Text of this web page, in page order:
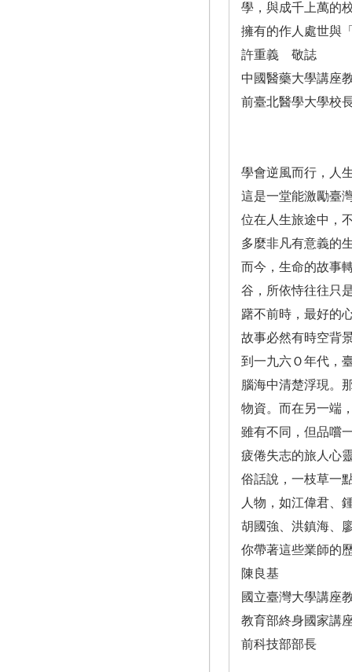
學，與成千上萬的
擁有的作人處世與
許重義 敬誌
中國醫藥大學講座
前臺北醫學大學校
學會逆風而行，人
這是一堂能激勵臺
位在人生旅途中，
多麼非凡有意義的
而今，生命的故事
谷，所依恃往往只
躇不前時，最好的
故事必然有時空背
到一九六Ｏ年代，
腦海中清楚浮現。
物資。而在另一端
雖有不同，但品嚐
疲倦失志的旅人心
俗話說，一枝草一
人物，如江偉君、
胡國強、洪鎮海、
你帶著這些業師的
陳良基
國立臺灣大學講座
教育部終身國家講
前科技部部長